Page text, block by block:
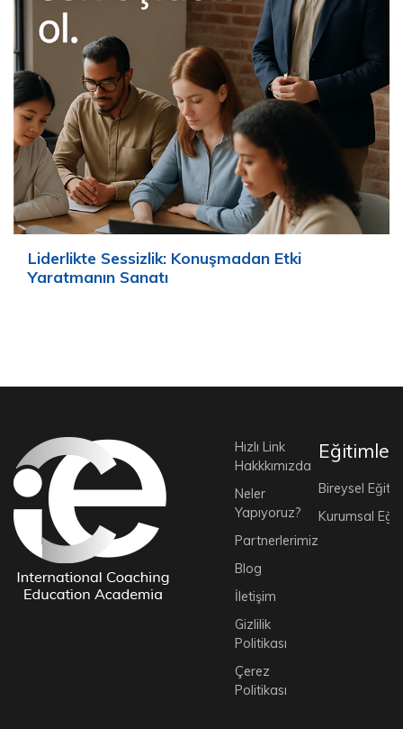
Liderlikte Sessizlik: Konuşmadan Etki
Yaratmanın Sanatı
Hızlı Link
Hakkkımızda
Neler
Yapıyoruz?
Partnerlerimiz
Blog
İletişim
Gizlilik
Politikası
Çerez
Politikası
Eğitimler
Bireysel
Kurumsal